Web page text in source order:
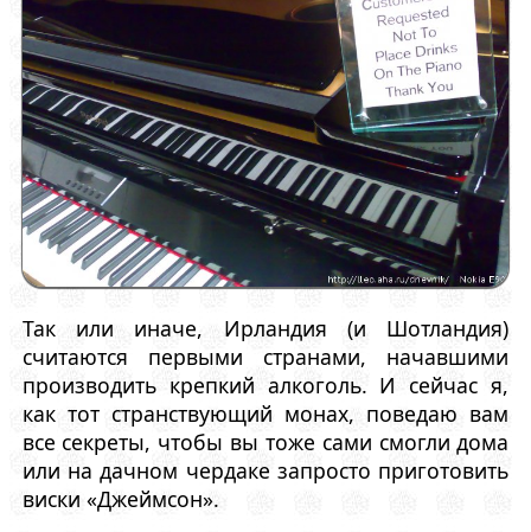
Так или иначе, Ирландия (и Шотландия)
считаются первыми странами, начавшими
производить крепкий алкоголь. И сейчас я,
как тот странствующий монах, поведаю вам
все секреты, чтобы вы тоже сами смогли дома
или на дачном чердаке запросто приготовить
виски «Джеймсон».